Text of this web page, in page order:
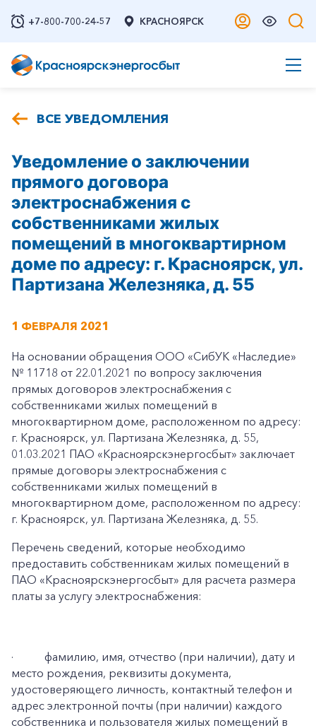
+7-800-700-24-57 КРАСНОЯРСК
ВСЕ УВЕДОМЛЕНИЯ
Уведомление о заключении
прямого договора
электроснабжения с
собственниками жилых
помещений в многоквартирном
доме по адресу: г. Красноярск, ул.
Партизана Железняка, д. 55
1 ФЕВРАЛЯ 2021
На основании обращения ООО «СибУК «Наследие»
№ 11718 от 22.01.2021 по вопросу заключения
прямых договоров электроснабжения с
собственниками жилых помещений в
многоквартирном доме, расположенном по адресу:
г. Красноярск, ул. Партизана Железняка, д. 55,
01.03.2021 ПАО «Красноярскэнергосбыт» заключает
прямые договоры электроснабжения с
собственниками жилых помещений в
многоквартирном доме, расположенном по адресу:
г. Красноярск, ул. Партизана Железняка, д. 55.
Перечень сведений, которые необходимо
предоставить собственникам жилых помещений в
ПАО «Красноярскэнергосбыт» для расчета размера
платы за услугу электроснабжения:
·
фамилию, имя, отчество (при наличии), дату и
место рождения, реквизиты документа,
удостоверяющего личность, контактный телефон и
адрес электронной почты (при наличии) каждого
собственника и пользователя жилых помещений в